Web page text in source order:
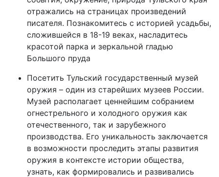
отражались на страницах произведений
писателя. Познакомитесь с историей усадьбы,
сложившейся в 18-19 веках, насладитесь
красотой парка и зеркальной гладью
Большого пруда
Посетить Тульский государственный музей
оружия – один из старейших музеев России.
Музей располагает ценнейшим собранием
огнестрельного и холодного оружия как
отечественного, так и зарубежного
производства. Его уникальность заключается
в возможности проследить этапы развития
оружия в контексте истории общества,
узнать, как формировались и развивались